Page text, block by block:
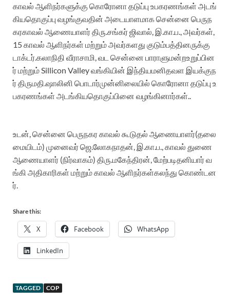
காவல் ஆளிநர்களுக்கு கொரோனாதடுப்பு உபகரணங்கள் அடங்
கியதொகுப்பு வழங்குவதின் அடையாளமாகசென்னை பெருந
கரகாவல் ஆணையாளர்திரு.சங்கர்ஜிவால் இ.கா.ப அவர்கள்
15காவல் ஆளிநர்கள் மற்றும்அவர்களது குடும்பத்தினருக்கு
டாக்டர்.கலாநிதி வீராசாமி வட சென்னை பாராளுமன்றஉறுப்பின
ர்மற்றும் Sillicon Valleyவங்கியின் இந்தியமனிதவள இயக்குந
ர்திருமதி. ஷாலினி பொடார்முன்னிலையில் கொரோனாதடுப்பு உ
பகரணங்கள் அடங்கியதொகுப்பினை வழங்கினார்கள்
உடன் சென்னை பெருநகரகாவல் கூடுதல் ஆணையாளர்(தலை
மையிடம்) முனைவர்ஜெ.லோகநாதன் இ.கா.ப காவல் துணை
ஆணையாளர் (நிர்வாகம்) திரு. மகேந்திரன் மேற்படிதனியார்வ
ங்கி அதிகாரிகள் மற்றும்காவல் ஆளிநர்கள்கலந்து கொண்டன
ர்
Share this:
X Facebook WhatsApp
LinkedIn
TAGGED COP